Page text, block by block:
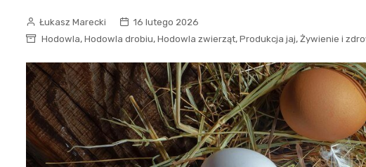
Łukasz Marecki
16 lutego 2026
Hodowla, Hodowla drobiu, Hodowla zwierząt, Produkcja jaj, Żywienie i